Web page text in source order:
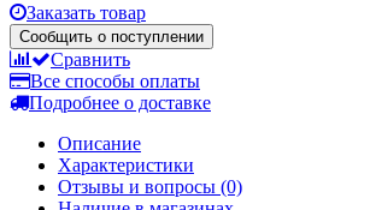
PANASONIC BR2330
166 грн.за 1 шт
Нет в наличии
Заказать товар
Сообщить о поступлении
Все способы оплаты
Подробнее о доставке